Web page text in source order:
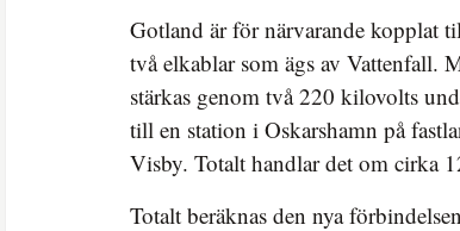
Gotland är för närvarande kopplat
två elkablar som ägs av Vattenfall.
stärkas genom två 220 kilovolts
till en station i Oskarshamn på
Visby. Totalt handlar det om cirka
Totalt beräknas den nya